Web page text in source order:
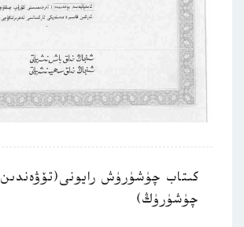
كىتاب چۈشۈرۈش رايونى(تۆۋەندىن
چۈشۈرۈڭ)